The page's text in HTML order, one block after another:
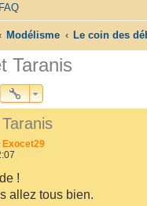
FAQ
Modélisme Le coin des
Taranis
Exocet29
!
allez tous bien.